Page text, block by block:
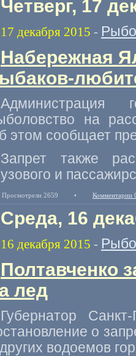
Четверг, 17
17 декабря 2015 -
Набережная
Администрация
на
этом сообщает
Запрет также
и
Просмотрели 2659 • Комментарии
Среда, 16
16 декабря 2015 -
Полтавченко
лед
Губернатор
о
водоемов